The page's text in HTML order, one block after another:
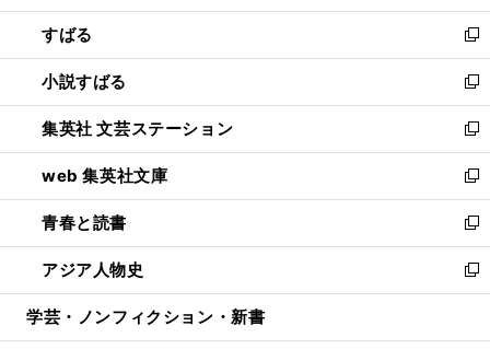
開
く
ウ
で
開
く
ン
ド
ウ
で
開
く
すばる
新
し
い
ウ
ィ
ン
ド
ウ
で
開
く
小説すばる
新
し
い
ウ
ィ
ン
ド
ウ
で
開
集英社 文芸ステーション
新
し
い
ウ
ィ
ン
ド
ウ
開
web 集英社文庫
新
し
い
ウ
ィ
ン
ウ
青春と読書
新
し
い
ウ
ン
アジア人物史
新
し
ウ
学芸・ノンフィクション・新書